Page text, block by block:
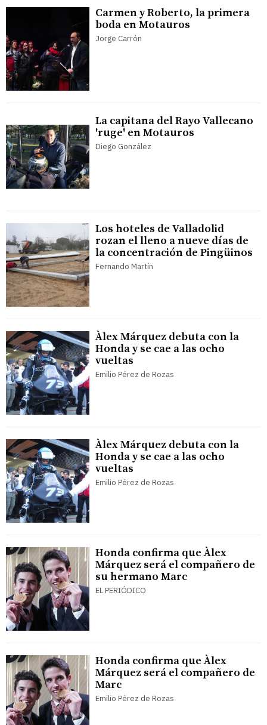
Carmen y Roberto, la primera
boda en Motauros
Jorge Carrón
La capitana del Rayo Vallecano
'ruge' en Motauros
Diego González
Los hoteles de Valladolid
rozan el lleno a nueve días de
la concentración de Pingüinos
Fernando Martín
Àlex Márquez debuta con la
Honda y se cae a las ocho
vueltas
Emilio Pérez de Rozas
Àlex Márquez debuta con la
Honda y se cae a las ocho
vueltas
Emilio Pérez de Rozas
Honda confirma que Àlex
Márquez será el compañero de
su hermano Marc
EL PERIÓDICO
Honda confirma que Àlex
Márquez será el compañero de
Marc
Emilio Pérez de Rozas